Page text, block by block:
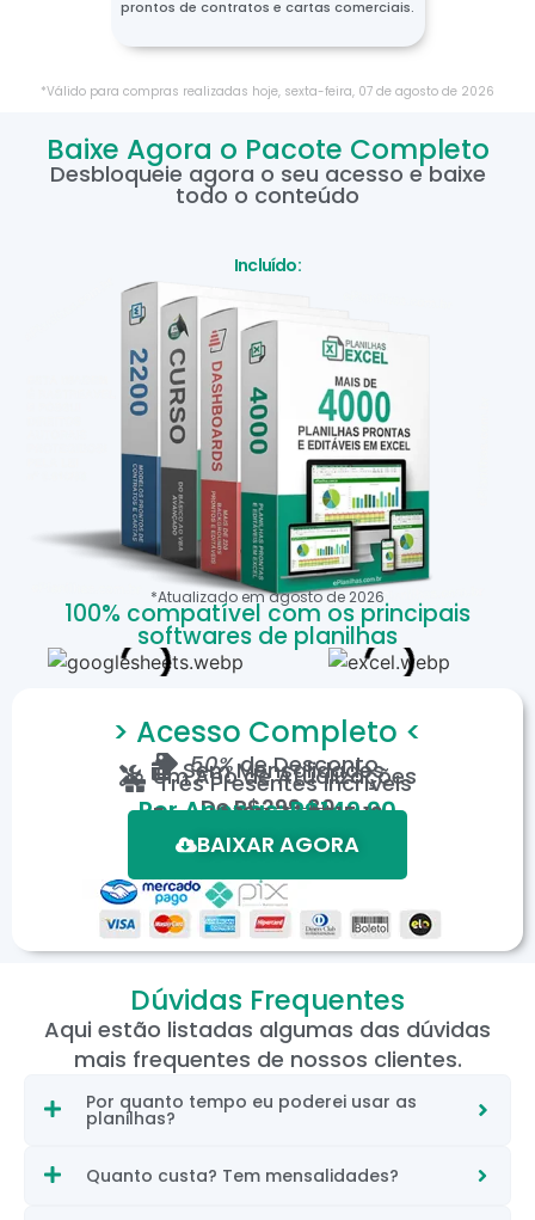
prontos de contratos e cartas comerciais.
*Válido para compras realizadas hoje, sexta-feira, 07 de agosto de 2026
Baixe Agora o Pacote Completo
Desbloqueie agora o seu acesso e baixe
todo o conteúdo
Incluído:
*Atualizado emagostode 2026
100% compatível com os principais
softwares de planilhas
> Acesso Completo <
50%de Desconto
Sem Mensalidades
Um Ano de Atualizações
Três Presentes Incríveis
DeR$299,80
Por Apenas: R$149,90
Em até 12X de R$15,19
*Oferta válida por tempo limitado.
BAIXAR AGORA
Dúvidas Frequentes
Aqui estão listadas algumas das dúvidas
mais frequentes de nossos clientes.
Por quanto tempo eu poderei usar as
planilhas?
Quanto custa? Tem mensalidades?